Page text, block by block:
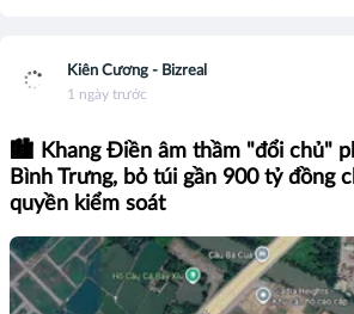
Kiên Cương - Bizreal
1 ngày trước
🏙️ Khang Điền âm thầm "đổi chủ"
Bình Trưng, bỏ túi gần 900 tỷ đồng
quyền kiểm soát